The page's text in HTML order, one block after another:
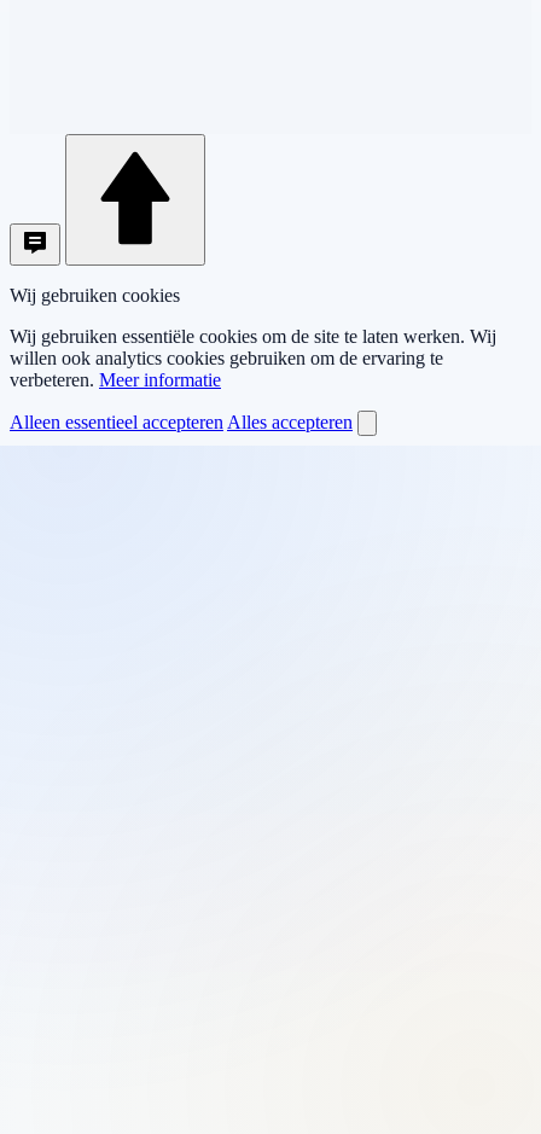
Wij gebruiken cookies
Wij gebruiken essentiële cookies om de site te laten werken. Wij
willen ook analytics cookies gebruiken om de ervaring te
verbeteren. Meer informatie
Alleen essentieel accepteren Alles accepteren